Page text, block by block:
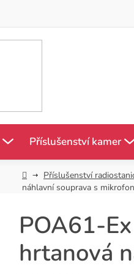
Příslušenství kamer
DomůPříslušenství
náhlavní souprava s
POA61-
hrtanová